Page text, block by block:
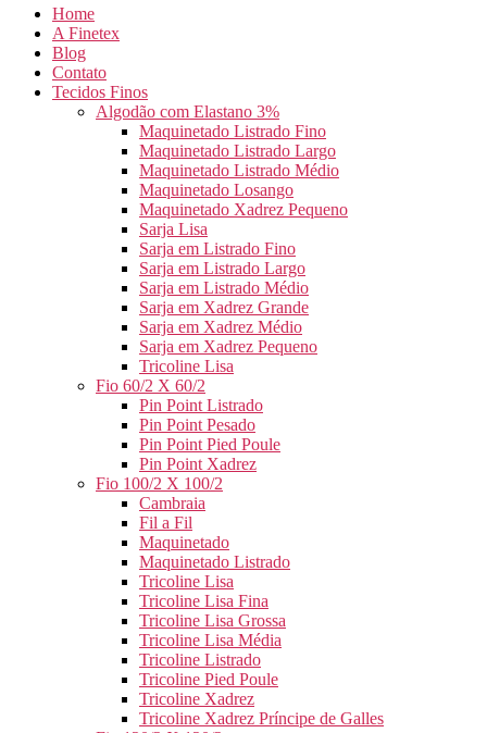
Home
A Finetex
Blog
Contato
Tecidos Finos
Algodão com Elastano 3%
Maquinetado Listrado Fino
Maquinetado Listrado Largo
Maquinetado Listrado Médio
Maquinetado Losango
Maquinetado Xadrez Pequeno
Sarja Lisa
Sarja em Listrado Fino
Sarja em Listrado Largo
Sarja em Listrado Médio
Sarja em Xadrez Grande
Sarja em Xadrez Médio
Sarja em Xadrez Pequeno
Tricoline Lisa
Fio 60/2 X 60/2
Pin Point Listrado
Pin Point Pesado
Pin Point Pied Poule
Pin Point Xadrez
Fio 100/2 X 100/2
Cambraia
Fil a Fil
Maquinetado
Maquinetado Listrado
Tricoline Lisa
Tricoline Lisa Fina
Tricoline Lisa Grossa
Tricoline Lisa Média
Tricoline Listrado
Tricoline Pied Poule
Tricoline Xadrez
Tricoline Xadrez Príncipe de Galles